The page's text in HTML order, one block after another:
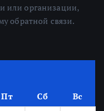
или организации,
обратной связи.
Пт Сб
Вс